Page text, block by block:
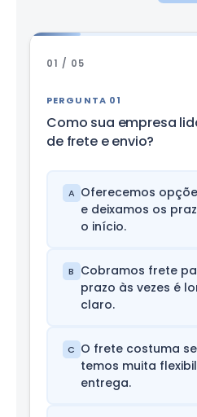
01 / 05
PERGUNTA 01
Como sua empresa
de frete e envio?
A Oferecemos
e deixamos os
o início.
B Cobramos frete
prazo às vezes é
claro.
C O frete costuma
temos muita
entrega.